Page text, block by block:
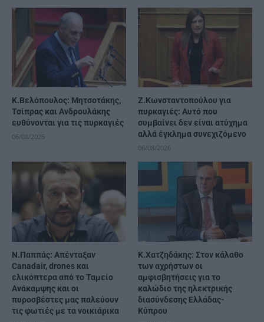
K.Βελόπουλος: Μητσοτάκης,
Τσίπρας και Ανδρουλάκης
ευθύνονται για τις πυρκαγιές
06/08/2026
Ζ.Κωνσταντοπούλου για
πυρκαγιές: Αυτό που
συμβαίνει δεν είναι ατύχημα
αλλά έγκλημα συνεχιζόμενο
06/08/2026
Ν.Παππάς: Απένταξαν
Canadair, drones και
ελικόπτερα από το Ταμείο
Ανάκαμψης και οι
πυροσβέστες μας παλεύουν
τις φωτιές με τα νοικιάρικα
Κ.Χατζηδάκης: Στον κάλαθο
των αχρήστων οι
αμφισβητήσεις για το
καλώδιο της ηλεκτρικής
διασύνδεσης Ελλάδας-
Κύπρου